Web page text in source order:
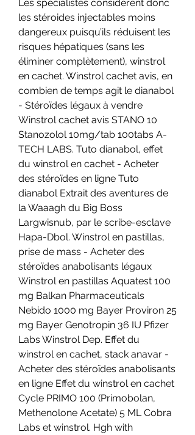
Les spécialistes considèrent donc
les stéroides injectables moins
dangereux puisqu’ils réduisent les
risques hépatiques (sans les
éliminer complètement), winstrol
en cachet. Winstrol cachet avis, en
combien de temps agit le dianabol
- Stéroïdes légaux à vendre
Winstrol cachet avis STANO 10
Stanozolol 10mg/tab 100tabs A-
TECH LABS. Tuto dianabol, effet
du winstrol en cachet - Acheter
des stéroïdes en ligne Tuto
dianabol Extrait des aventures de
la Waaagh du Big Boss
Largwisnub, par le scribe-esclave
Hapa-Dbol. Winstrol en pastillas,
prise de mass - Acheter des
stéroïdes anabolisants légaux
Winstrol en pastillas Aquatest 100
mg Balkan Pharmaceuticals
Nebido 1000 mg Bayer Proviron 25
mg Bayer Genotropin 36 IU Pfizer
Labs Winstrol Dep. Effet du
winstrol en cachet, stack anavar -
Acheter des stéroïdes anabolisants
en ligne Effet du winstrol en cachet
Cycle PRIMO 100 (Primobolan,
Methenolone Acetate) 5 ML Cobra
Labs et winstrol. Hgh with